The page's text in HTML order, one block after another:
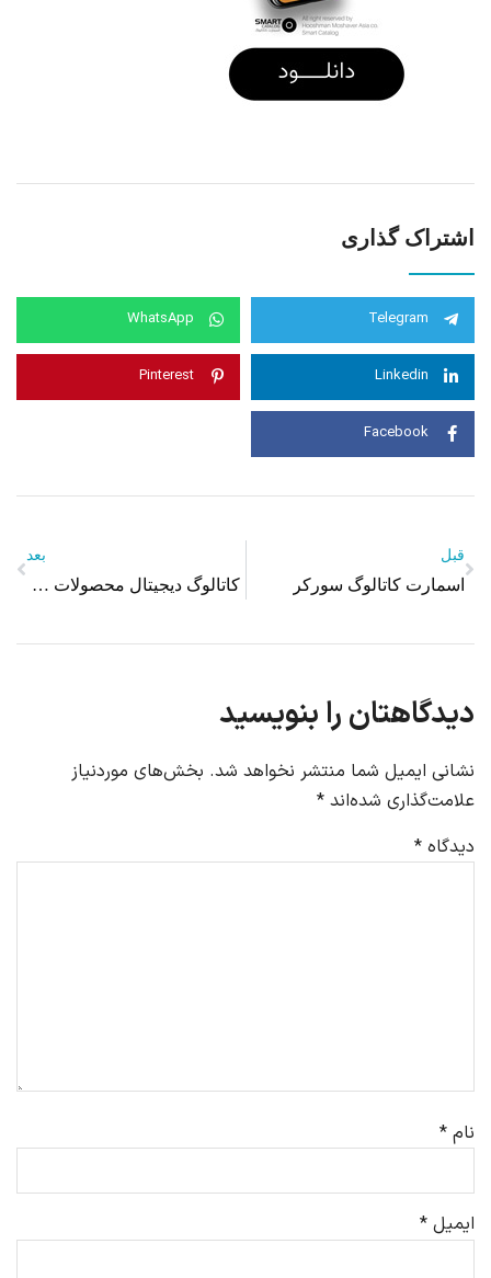
اشتراک گذاری
Telegram
WhatsApp
Linkedin
Pinterest
Facebook
قبل
اسمارت کاتالوگ سورکر
بعد
کاتالوگ دیجیتال محصولات لاریو
دیدگاهتان را بنویسید
نشانی ایمیل شما منتشر نخواهد شد. بخش‌های موردنیاز
علامت‌گذاری شده‌اند *
دیدگاه *
نام *
ایمیل *